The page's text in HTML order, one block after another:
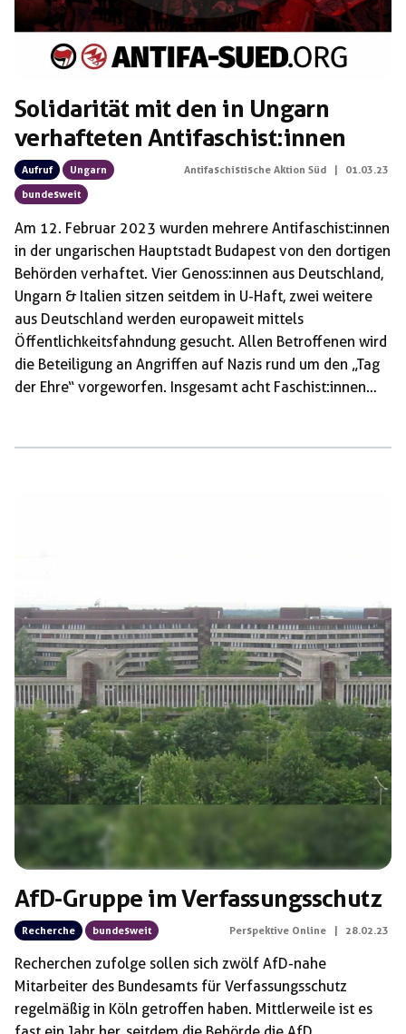
Solidarität mit den in Ungarn
verhafteten Antifaschist:innen
Aufruf
Ungarn
bundesweit
Antifaschistische Aktion Süd | 01.03.23
Am 12. Februar 2023 wurden mehrere Antifaschist:innen
in der ungarischen Hauptstadt Budapest von den dortigen
Behörden verhaftet. Vier Genoss:innen aus Deutschland,
Ungarn & Italien sitzen seitdem in U-Haft, zwei weitere
aus Deutschland werden europaweit mittels
Öffentlichkeitsfahndung gesucht. Allen Betroffenen wird
die Beteiligung an Angriffen auf Nazis rund um den „Tag
der Ehre“ vorgeworfen. Insgesamt acht Faschist:innen
AfD-Gruppe im Verfassungsschutz
Recherche bundesweit Perspektive Online | 28.02.23
Recherchen zufolge sollen sich zwölf AfD-nahe
Mitarbeiter des Bundesamts für Verfassungsschutz
regelmäßig in Köln getroffen haben. Mittlerweile ist es